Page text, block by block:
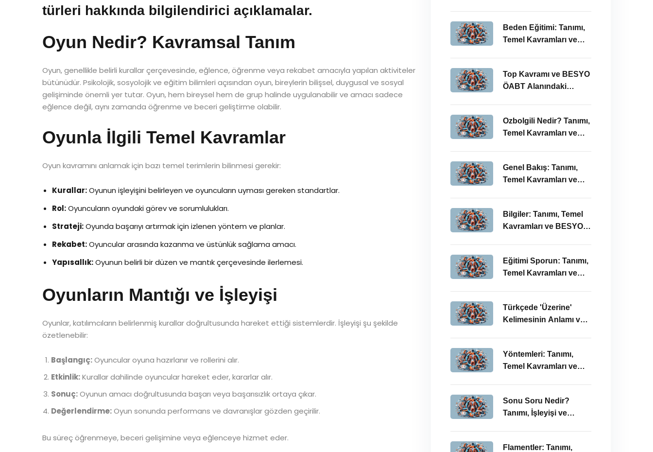
türleri hakkında bilgilendirici açıklamalar.
Oyun Nedir? Kavramsal Tanım
Oyun, genellikle belirli kurallar çerçevesinde, eğlence, öğrenme veya rekabet amacıyla yapılan aktiviteler
bütünüdür. Psikolojik, sosyolojik ve eğitim bilimleri açısından oyun, bireylerin bilişsel, duygusal ve sosyal
gelişiminde önemli yer tutar. Oyun, hem bireysel hem de grup halinde uygulanabilir ve amacı sadece
eğlence değil, aynı zamanda öğrenme ve beceri geliştirme olabilir.
Oyunla İlgili Temel Kavramlar
Oyun kavramını anlamak için bazı temel terimlerin bilinmesi gerekir:
Kurallar:Oyunun işleyişini belirleyen ve oyuncuların uyması gereken standartlar.
Rol:Oyuncuların oyundaki görev ve sorumlulukları.
Strateji:Oyunda başarıyı artırmak için izlenen yöntem ve planlar.
Rekabet:Oyuncular arasında kazanma ve üstünlük sağlama amacı.
Yapısallık:Oyunun belirli bir düzen ve mantık çerçevesinde ilerlemesi.
Oyunların Mantığı ve İşleyişi
Oyunlar, katılımcıların belirlenmiş kurallar doğrultusunda hareket ettiği sistemlerdir. İşleyişi şu şekilde
özetlenebilir:
Başlangıç:Oyuncular oyuna hazırlanır ve rollerini alır.
Etkinlik:Kurallar dahilinde oyuncular hareket eder, kararlar alır.
Sonuç:Oyunun amacı doğrultusunda başarı veya başarısızlık ortaya çıkar.
Değerlendirme:Oyun sonunda performans ve davranışlar gözden geçirilir.
Bu süreç öğrenmeye, beceri gelişimine veya eğlenceye hizmet eder.
Beden Eğitimi: Tanımı,
Temel Kavramları ve
Top Kavramı ve BESYO
ÖABT Alanındaki
Ozbolgili Nedir? Tanımı,
Temel Kavramları ve
Genel Bakış: Tanımı,
Temel Kavramları ve
Bilgiler: Tanımı, Temel
Kavramları ve BESYO
Eğitimi Sporun: Tanımı,
Temel Kavramları ve
İncelenmesi
Türkçede 'Üzerine'
Kelimesinin Anlamı ve
ÖABT İlişkisi
Yöntemleri: Tanımı,
Temel Kavramları ve
Sonu Soru Nedir?
Tanımı, İşleyişi ve
Flamentler: Tanımı,